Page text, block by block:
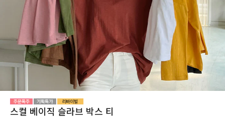
스컬 베이직 슬라브 박스 티